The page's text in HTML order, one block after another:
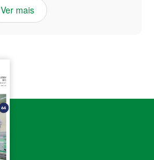
Ver mais